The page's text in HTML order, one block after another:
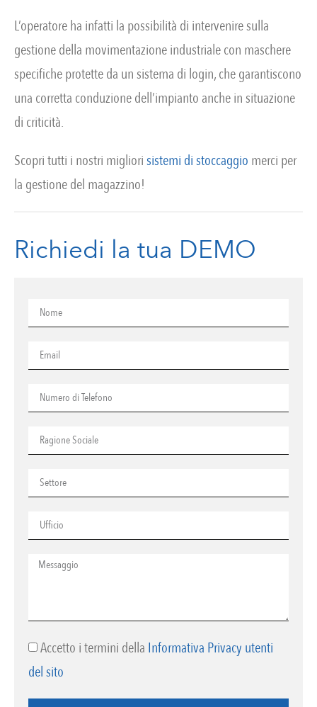
L’operatore ha infatti la possibilità di intervenire sulla
gestione della movimentazione industriale con maschere
specifiche protette da un sistema di login, che garantiscono
una corretta conduzione dell’impianto anche in situazione
di criticità.
Scopri tutti i nostri migliorisistemi di stoccaggio merci per
la gestione del magazzino!
Richiedi la tua DEMO
Accetto i termini della Informativa Privacy utenti
del sito